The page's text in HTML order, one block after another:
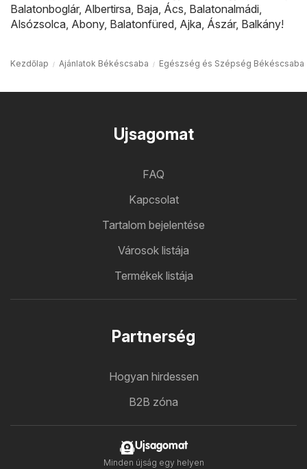
Balatonboglár, Albertirsa, Baja, Ács, Balatonalmádi,
Alsózsolca, Abony, Balatonfüred, Ajka, Ászár, Balkány!
Kezdőlap Ajánlatok Békéscsaba Egészség és Szépség Békéscsaba
Ujsagomat
FAQ
Kapcsolat
Tartalom bejelentése
Városok listája
Termékek listája
Partnerség
Hogyan hirdessen
B2B zóna
Ujsagomat
Minden újság egy helyen